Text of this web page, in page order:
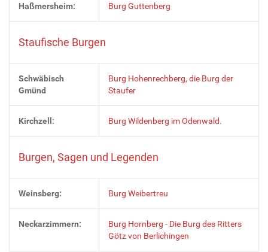
Haßmersheim: Burg Guttenberg
Staufische Burgen
Schwäbisch
Gmünd
Burg Hohenrechberg, die Burg der
Staufer
Kirchzell: Burg Wildenberg im Odenwald.
Burgen, Sagen und Legenden
Weinsberg: Burg Weibertreu
Neckarzimmern:
Burg Hornberg - Die Burg des Ritters
Götz von Berlichingen